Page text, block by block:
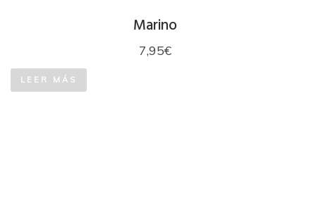
Marino
7,95€
LEER MÁS